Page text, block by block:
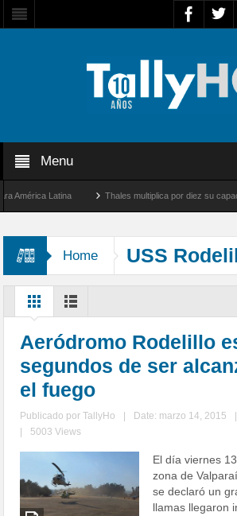
Menu
Latina Thales multiplica por diez su
Home USS
Aeródromo Rodelillo
segundos de ser
el fuego
Publicado porTallyHo Date: marzo 14, 2015
5003 Views
El día viernes
zona de
se declaró un
llamas llegaron